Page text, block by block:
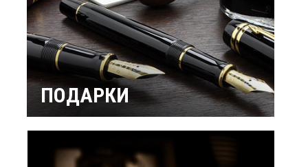
ПОДАРКИ
Повод / Событие